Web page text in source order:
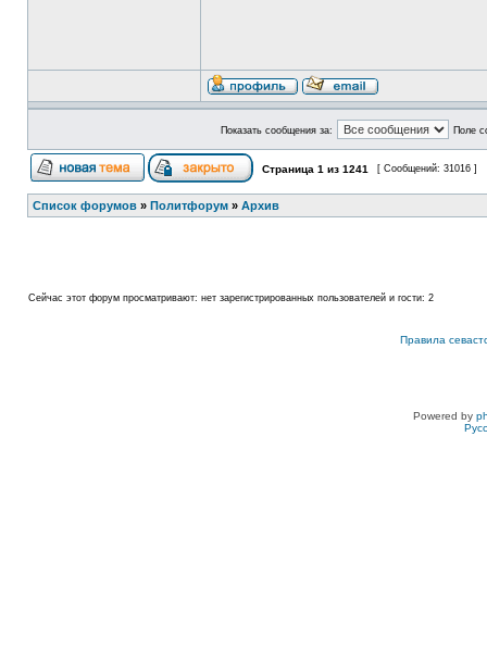
Показать сообщения за: Поле
Страница 1 из 1241 [ Сообщений: 31016 ]
Список форумов » Политфорум » Архив
Сейчас этот форум просматривают: нет зарегистрированных пользователей и гости: 2
Правила
Powered by